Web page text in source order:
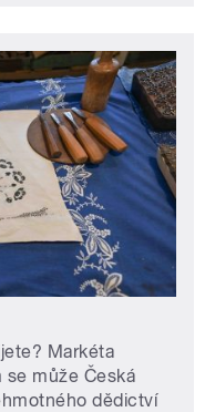
Markéta
se může Česká
dědictví